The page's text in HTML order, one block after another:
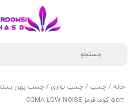
خانه / چسب / چسب نواری / چسب پهن
5cm کوما قرمز COMA LOW NOISE